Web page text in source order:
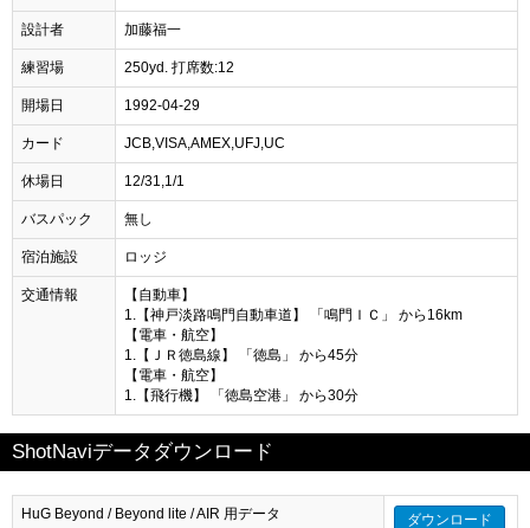
設計者 加藤福一
練習場 250yd. 打席数:12
開場日 1992-04-29
カード JCB,VISA,AMEX,UFJ,UC
休場日 12/31,1/1
バスパック 無し
宿泊施設 ロッジ
交通情報
【自動車】
1.【神戸淡路鳴門自動車道】 「鳴門ＩＣ」 から16km
【電車・航空】
1.【ＪＲ徳島線】 「徳島」 から45分
【電車・航空】
1.【飛行機】 「徳島空港」 から30分
ShotNaviデータダウンロード
HuG Beyond / Beyond lite / AIR 用データ ダウンロード